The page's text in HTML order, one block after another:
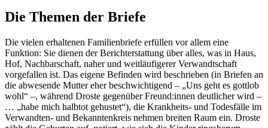
Die Themen der Briefe
Die vielen erhaltenen Familienbriefe erfüllen vor allem eine
Funktion: Sie dienen der Berichterstattung über alles, was in Haus,
Hof, Nachbarschaft, naher und weitläufigerer Verwandtschaft
vorgefallen ist. Das eigene Befinden wird beschrieben (in Briefen an
die abwesende Mutter eher beschwichtigend – „Uns geht es gottlob
wohl“ –, während Droste gegenüber Freund:innen deutlicher wird –
… „habe mich halbtot gehustet“), die Krankheits- und Todesfälle im
Verwandten- und Bekanntenkreis nehmen breiten Raum ein. Droste